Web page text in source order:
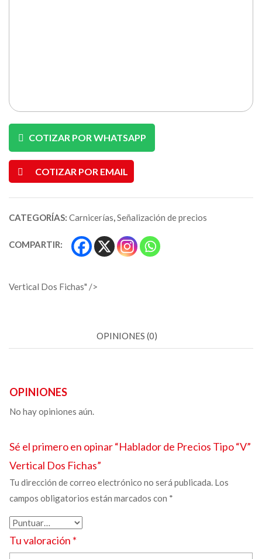
COTIZAR POR WHATSAPP
COTIZAR POR EMAIL
CATEGORÍAS: Carnicerías,Señalización de precios
COMPARTIR:
Vertical Dos Fichas" />
OPINIONES (0)
OPINIONES
No hay opiniones aún.
Sé el primero en opinar “Hablador de Precios Tipo “V”
Vertical Dos Fichas”
Tu dirección de correo electrónico no será publicada. Los
campos obligatorios están marcados con *
Tu valoración *